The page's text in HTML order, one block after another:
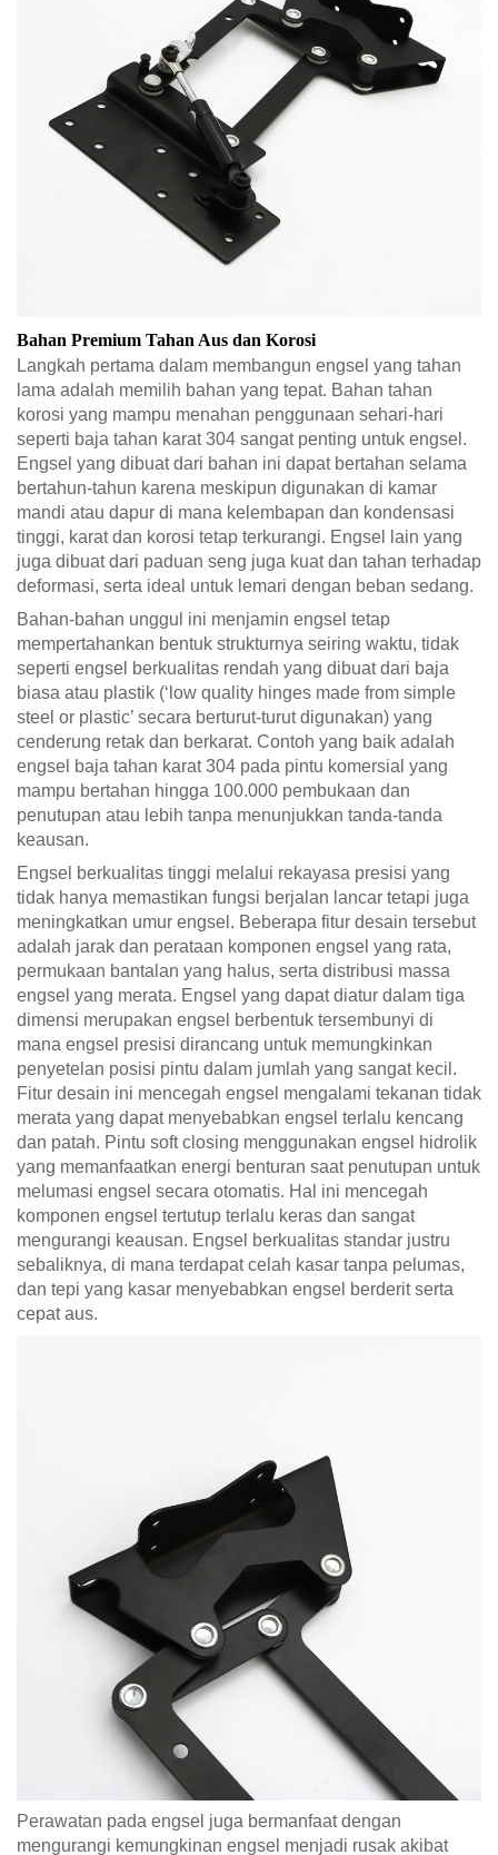
Bahan Premium Tahan Aus dan Korosi
Langkah pertama dalam membangun engsel yang tahan
lama adalah memilih bahan yang tepat. Bahan tahan
korosi yang mampu menahan penggunaan sehari-hari
seperti baja tahan karat 304 sangat penting untuk engsel.
Engsel yang dibuat dari bahan ini dapat bertahan selama
bertahun-tahun karena meskipun digunakan di kamar
mandi atau dapur di mana kelembapan dan kondensasi
tinggi, karat dan korosi tetap terkurangi. Engsel lain yang
juga dibuat dari paduan seng juga kuat dan tahan terhadap
deformasi, serta ideal untuk lemari dengan beban sedang.
Bahan-bahan unggul ini menjamin engsel tetap
mempertahankan bentuk strukturnya seiring waktu, tidak
seperti engsel berkualitas rendah yang dibuat dari baja
biasa atau plastik (‘low quality hinges made from simple
steel or plastic’ secara berturut-turut digunakan) yang
cenderung retak dan berkarat. Contoh yang baik adalah
engsel baja tahan karat 304 pada pintu komersial yang
mampu bertahan hingga 100.000 pembukaan dan
penutupan atau lebih tanpa menunjukkan tanda-tanda
keausan.
Engsel berkualitas tinggi melalui rekayasa presisi yang
tidak hanya memastikan fungsi berjalan lancar tetapi juga
meningkatkan umur engsel. Beberapa fitur desain tersebut
adalah jarak dan perataan komponen engsel yang rata,
permukaan bantalan yang halus, serta distribusi massa
engsel yang merata. Engsel yang dapat diatur dalam tiga
dimensi merupakan engsel berbentuk tersembunyi di
mana engsel presisi dirancang untuk memungkinkan
penyetelan posisi pintu dalam jumlah yang sangat kecil.
Fitur desain ini mencegah engsel mengalami tekanan tidak
merata yang dapat menyebabkan engsel terlalu kencang
dan patah. Pintu soft closing menggunakan engsel hidrolik
yang memanfaatkan energi benturan saat penutupan untuk
melumasi engsel secara otomatis. Hal ini mencegah
komponen engsel tertutup terlalu keras dan sangat
mengurangi keausan. Engsel berkualitas standar justru
sebaliknya, di mana terdapat celah kasar tanpa pelumas,
dan tepi yang kasar menyebabkan engsel berderit serta
cepat aus.
Perawatan pada engsel juga bermanfaat dengan
mengurangi kemungkinan engsel menjadi rusak akibat